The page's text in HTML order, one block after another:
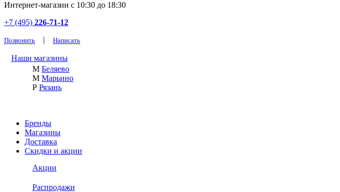
Интернет-магазин с 10:30 до 18:30
+7 (495) 226-71-12
Позвонить | Написать
Наши магазины
М Беляево
М Марьино
Р Рязань
Бренды
Магазины
Доставка
Скидки и акции
Акции
Распродажи